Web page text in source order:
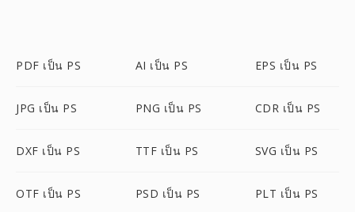
PDF เป็น PS AI เป็น PS EPS เป็น PS
JPG เป็น PS PNG เป็น PS CDR เป็น PS
DXF เป็น PS TTF เป็น PS SVG เป็น PS
OTF เป็น PS PSD เป็น PS PLT เป็น PS